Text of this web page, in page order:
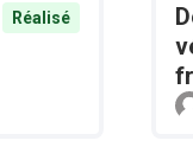
Réalisé